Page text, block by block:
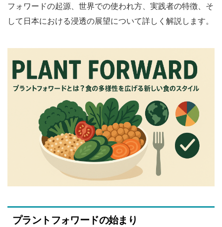
フォワードの起源、世界での使われ方、実践者の特徴、そ
して日本における浸透の展望について詳しく解説します。
プラントフォワードの始まり